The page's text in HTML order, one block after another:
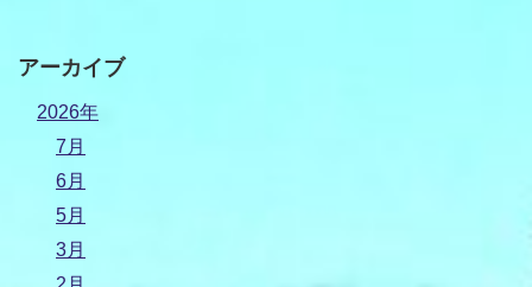
アーカイブ
2026年
7月
6月
5月
3月